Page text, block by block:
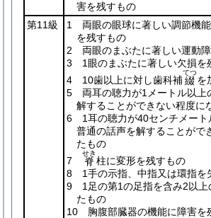
害を残すもの
第11級
1 両眼の眼球に著しい調節機
を残すもの
2 両眼のまぶたに著しい運動
3 1眼のまぶたに著しい欠損を
4 10歯以上に対し歯科補綴
てつ
を
5 両耳の聴力が1メートル以上
解することができない程度に
6 1耳の聴力が40センチメート
普通の話声を解することがで
たもの
7
脊
せき
柱に変形を残すもの
8 1手の示指、中指又は環指を
9 1足の第1の足指を含み2以上
たもの
10 胸腹部臓器の機能に障害を